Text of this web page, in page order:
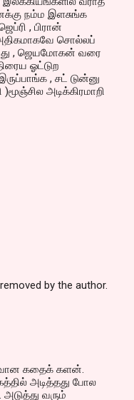
நம்ம இளசுங்க
, பிரான்
சொல்லப்
, ஜெயமோகன் வரை
ஓட்டுற
, சட் டுன்னு
)மூஞ்சில அடிக்கிரமாறி
by the author.
கதைக் களன்.
அடித்தது போல
வரும்